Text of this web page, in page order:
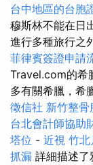
台中地區的台胞
穆斯林不能在日
進行多種旅行之
菲律賓簽證申請
Travel.com的希
多有關希臘，希
徵信社 新竹整骨
台北會計師協助
塔位 - 近視 竹北
抓漏 詳細描述了